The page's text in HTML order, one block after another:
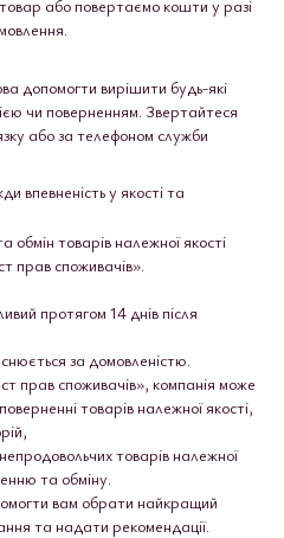
або повертаємо кошти у разі
допомогти вирішити будь-які
чи поверненням. Звертайтеся
або за телефоном служби
впевненість у якості та
обмін товарів належної якості
прав споживачів».
протягом 14 днів після
за домовленістю.
прав споживачів», компанія може
товарів належної якості,
товарів належної
та обміну.
вам обрати найкращий
та надати рекомендації.